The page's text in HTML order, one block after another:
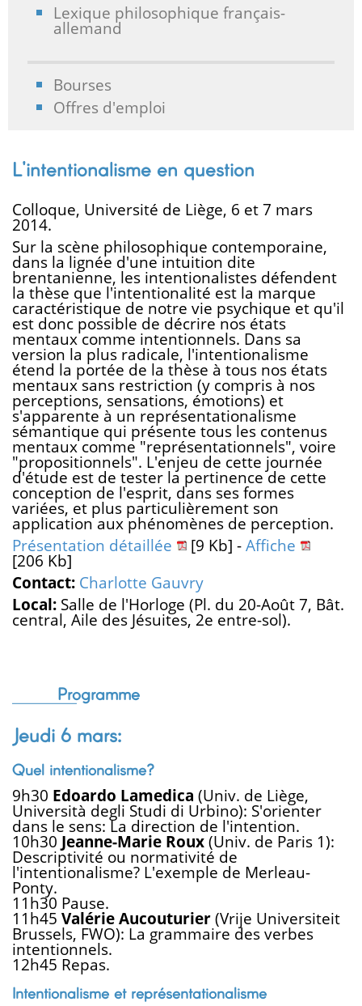
Lexique philosophique français-
allemand
Bourses
Offres d'emploi
L'intentionalisme en question
Colloque, Université de Liège, 6 et 7 mars
2014.
Sur la scène philosophique contemporaine,
dans la lignée d'une intuition dite
brentanienne, les intentionalistes défendent
la thèse que l'intentionalité est la marque
caractéristique de notre vie psychique et qu'il
est donc possible de décrire nos états
mentaux comme intentionnels. Dans sa
version la plus radicale, l'intentionalisme
étend la portée de la thèse à tous nos états
mentaux sans restriction (y compris à nos
perceptions, sensations, émotions) et
s'apparente à un représentationalisme
sémantique qui présente tous les contenus
mentaux comme "représentationnels", voire
"propositionnels". L'enjeu de cette journée
d'étude est de tester la pertinence de cette
conception de l'esprit, dans ses formes
variées, et plus particulièrement son
application aux phénomènes de perception.
Présentation détaillée
[9 Kb] -Affiche
[206 Kb]
Contact: Charlotte Gauvry
Local: Salle de l'Horloge (Pl. du 20-Août 7, Bât.
central, Aile des Jésuites, 2e entre-sol).
Programme
Jeudi 6 mars:
Quel intentionalisme?
9h30 Edoardo Lamedica (Univ. de Liège,
Università degli Studi di Urbino): S'orienter
dans le sens: La direction de l'intention.
10h30 Jeanne-Marie Roux(Univ. de Paris 1):
Descriptivité ou normativité de
l'intentionalisme? L'exemple de Merleau-
Ponty.
11h30 Pause.
11h45 Valérie Aucouturier(Vrije Universiteit
Brussels, FWO): La grammaire des verbes
intentionnels.
12h45 Repas.
Intentionalisme et représentationalisme